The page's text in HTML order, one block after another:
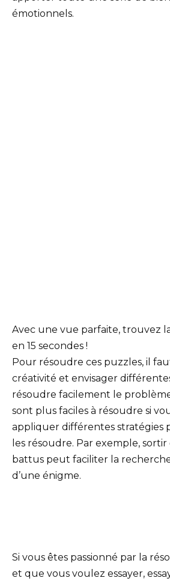
émotionnels.
Avec une vue parfaite, trouvez
en 15 secondes !
Pour résoudre ces puzzles, il
créativité et envisager
résoudre facilement le
sont plus faciles à résoudre si
appliquer différentes stratégies
les résoudre. Par exemple, sortir
battus peut faciliter la
d’une énigme.
Si vous êtes passionné par la
et que vous voulez essayer,